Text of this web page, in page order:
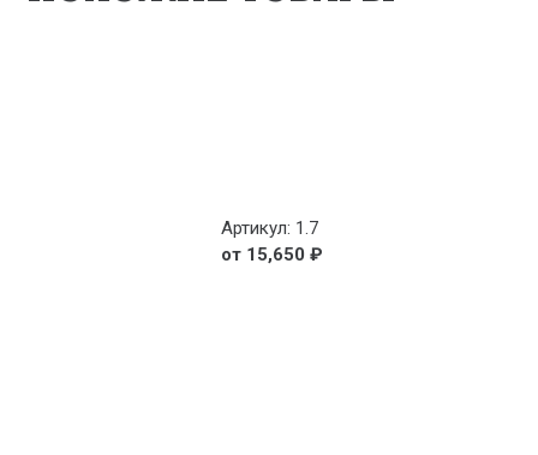
Артикул: 1.7
15,650 ₽